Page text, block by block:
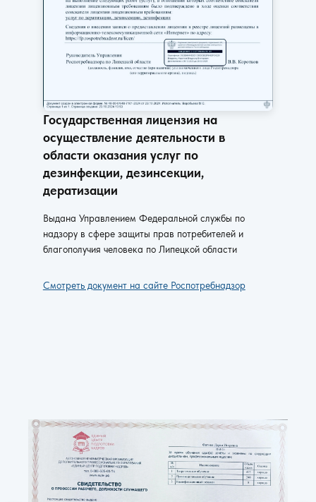
Государственная лицензия на
осуществление деятельности в
области оказания услуг по
дезинфекции, дезинсекции,
дератизации
Выдана Управлением Федеральной службы по
надзору в сфере защиты прав потребителей и
благополучия человека по Липецкой области
Смотреть документ на сайте Роспотребнадзор